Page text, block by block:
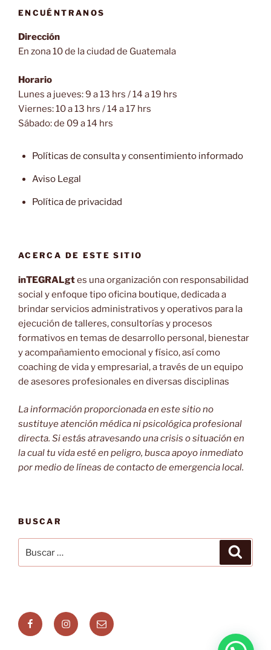
ENCUÉNTRANOS
Dirección
En zona 10 de la ciudad de Guatemala
Horario
Lunes a jueves: 9 a 13 hrs / 14 a 19 hrs
Viernes: 10 a 13 hrs / 14 a 17 hrs
Sábado: de 09 a 14 hrs
Políticas de consulta y consentimiento informado
Aviso Legal
Política de privacidad
ACERCA DE ESTE SITIO
inTEGRALgtes una organización con responsabilidad
social y enfoque tipo oficina boutique, dedicada a
brindar servicios administrativos y operativos para la
ejecución de talleres, consultorías y procesos
formativos en temas de desarrollo personal, bienestar
y acompañamiento emocional y físico, así como
coaching de vida y empresarial, a través de un equipo
de asesores profesionales en diversas disciplinas
La información proporcionada en este sitio no
sustituye atención médica ni psicológica profesional
directa. Si estás atravesando una crisis o situación en
la cual tu vida esté en peligro, busca apoyo inmediato
por medio de líneas de contacto de emergencia local.
BUSCAR
por:
FacebookInstagramCorreo
electrónico